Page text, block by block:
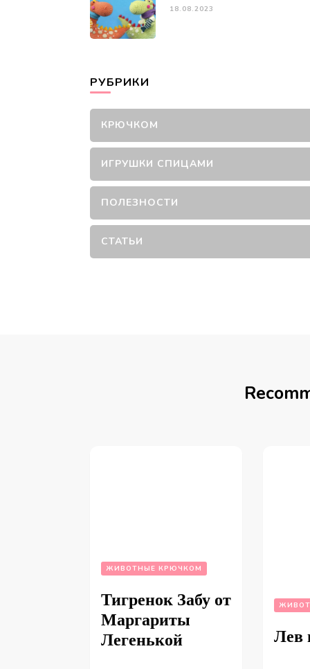
18.08.2023
РУБРИКИ
КРЮЧКОМ
ИГРУШКИ СПИЦАМИ
ПОЛЕЗНОСТИ
СТАТЬИ
ЖИВОТНЫЕ КРЮЧКОМ
Тигренок Забу от
Маргариты
Легенькой
Лев